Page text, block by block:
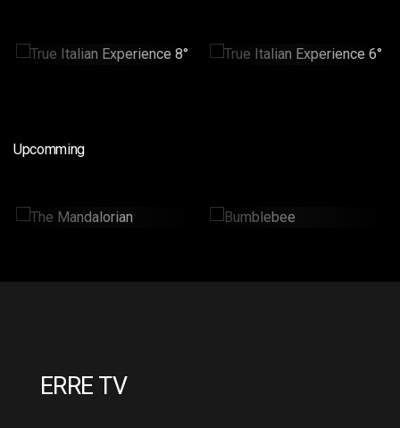
True Italian
Experience 8°
True Italian
Experience 6°
Upcomming
The Mandalorian Bumblebee
ERRE TV